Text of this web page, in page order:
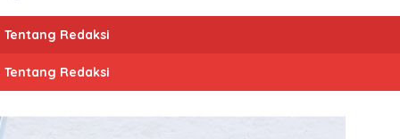
Tentang Redaksi
Tentang Redaksi